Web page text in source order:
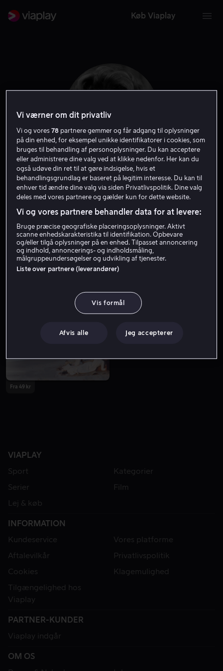
Køb Viaplay
Nancy Marchand
Fra 49 kr
Fra 49 kr
VIAPLAY
Sport
Kategorier
Serier
Film
Lej & køb
INFORMATION
Kundeservice
Vores platforme
Aftalevilkår
Privatlivspolitik
Cookies
Klagemulighed
Tilgængelighed hos
Viaplay
PARTNER-KUNDER
Viaplay indgår
OM OS
Vi værner om dit privatliv
Vi og vores78 partnere gemmer og får adgang til oplysninger
på din enhed, for eksempel unikke identifikatorer i cookies, som
bruges til behandling af personoplysninger. Du kan acceptere
eller administrere dine valg ved at klikke nedenfor. Her kan du
også udøve din ret til at gøre indsigelse, hvis et
behandlingsgrundlag er baseret på legitim interesse. Du kan til
enhver tid ændre dine valg via siden Privatlivspolitik. Dine valg
deles med vores partnere og gælder kun for dette website.
Vi og vores partnere behandler data for at levere:
Bruge præcise geografiske placeringsoplysninger. Aktivt
scanne enhedskarakteristika til identifikation. Opbevare
og/eller tilgå oplysninger på en enhed. Tilpasset annoncering
og indhold, annoncerings- og indholdsmåling,
målgruppeundersøgelser og udvikling af tjenester.
Liste over partnere (leverandører)
Vis formål
Afvis alle Jeg accepterer